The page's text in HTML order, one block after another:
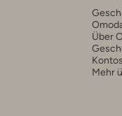
Über
Mehr